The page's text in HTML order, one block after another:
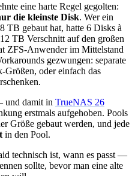
eine harte Regel gegolten:
die kleinste Disk. Wer ein
gebaut hat, hatte 6 Disks à
TB Verschnitt auf den großen
ZFS-Anwender im Mittelstand
gezwungen: separate
oder einfach das
und damit in TrueNAS 26
erstmals aufgehoben. Pools
Größe gebaut werden, und jede
in den Pool.
technisch ist, wann es passt —
sollte, bevor man eine alte